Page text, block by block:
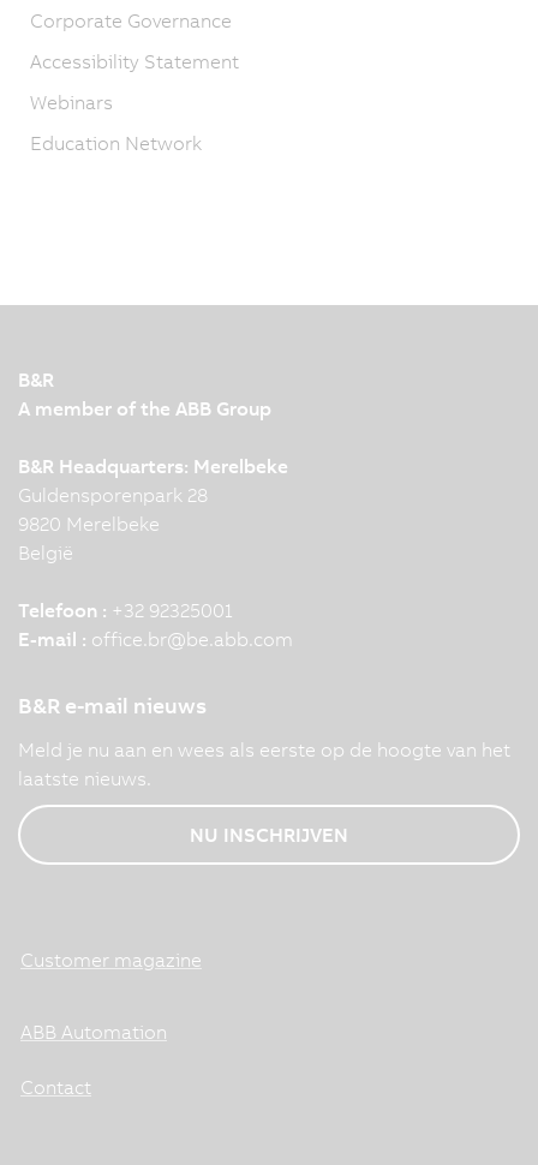
Corporate Governance
Accessibility Statement
Webinars
Education Network
B&R
A member of the ABB Group
B&R Headquarters: Merelbeke
Guldensporenpark 28
9820 Merelbeke
België
Telefoon : +32 92325001
E-mail : office.br@be.abb.com
B&R e-mail nieuws
Meld je nu aan en wees als eerste op de hoogte van het
laatste nieuws.
NU INSCHRIJVEN
Customer magazine
ABB Automation
Contact